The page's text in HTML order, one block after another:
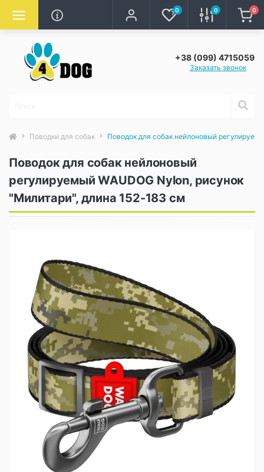
0 0 0
+38 (099) 4715059
Заказать звонок
Поводки для собак Поводок для собак нейлоновый
Поводок для собак нейлоновый
регулируемый WAUDOG Nylon, рисунок
"Милитари", длина 152-183 см